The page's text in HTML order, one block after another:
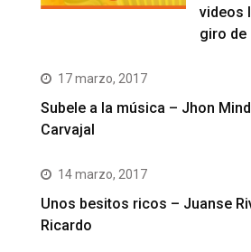
videos
giro de
17 marzo, 2017
Subele a la música – Jhon
Carvajal
14 marzo, 2017
Unos besitos ricos – Juanse
Ricardo